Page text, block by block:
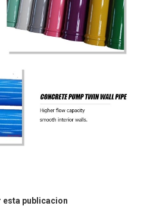
esta publicacion